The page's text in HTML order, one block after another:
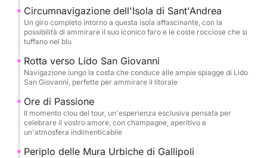
speciale ogni istante. Il tour inizierà con un giro
intorno all'incantevole Isola di Sant'Andrea, dove
potrete ammirare il suo faro iconico e le coste
verso le spiagge dorate di Lido San Giovanni, un
vero paradiso terrestre. Il momento clou del tour
indimenticabile pensata per voi, dove potrete
brindare al vostro amore con champagne pregiato e
gustare un delizioso aperitivo con stuzzichini
raffinati, mentre il sole tramonta sul mare.
Circumnavigazione dell'Isola di Sant'Andrea
Un giro completo intorno a questa isola affascinante, con la
possibilità di ammirare il suo iconico faro e le coste rocciose che si
tuffano nel blu
Rotta verso Lido San Giovanni
Navigazione lungo la costa che conduce alle ampie spiagge di Lido
San Giovanni, perfette per ammirare il litorale
Ore di Passione
Il momento clou del tour, un'esperienza esclusiva pensata per
celebrare il vostro amore, con champagne, aperitivo e
un'atmosfera indimenticabile
Periplo delle Mura Urbiche di Gallipoli